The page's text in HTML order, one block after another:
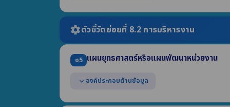
แสดงข้อมูลข่าวสารต่างๆ ที่เกี่ยวข้องกับการดำเนินง
เป็นข้อมูลข่าวสารที่เกิดขึ้นในปี พ.ศ. 2569
settingsตัวชี้วัดย่อยที่ 8.2 การบริหารงาน
o5 แผนยุทธศาสตร์หรือแผนพัฒนาหน่วยงาน
expand_more องค์ประกอบด้านข้อมูล
แสดงแผนการดำเนินภารกิจของหน่วยงานที่มีระยะเ